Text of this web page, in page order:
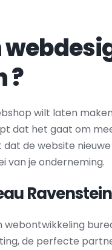
?
wilt laten
dat het gaat om
dat de website
van je onderneming.
Ravenstein
webontwikkeling
de perfecte